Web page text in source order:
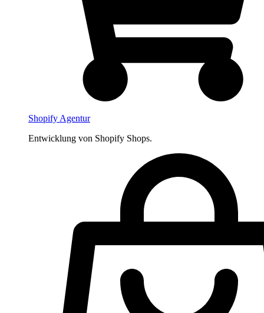
Shopify Agentur
Entwicklung von Shopify Shops.